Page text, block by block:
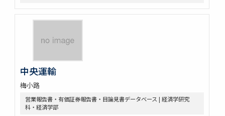
中央運輸
梅小路
営業報告書・有価証券報告書・目論見書データベース | 経済学研究
科・経済学部